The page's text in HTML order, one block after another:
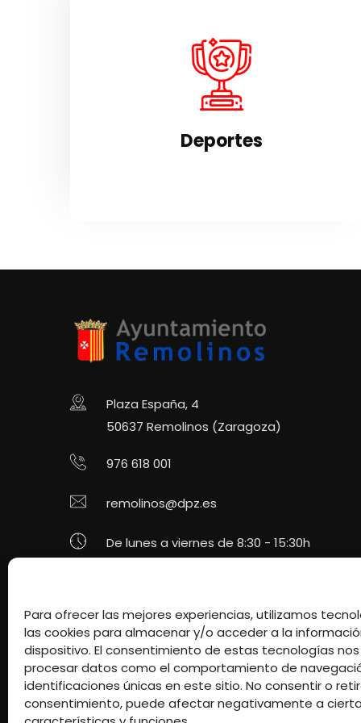
Para ofrecer las mejores experiencias, utilizamos
las cookies para almacenar y/o acceder a la
dispositivo. El consentimiento de estas tecnologías
procesar datos como el comportamiento de
identificaciones únicas en este sitio. No consentir o
consentimiento, puede afectar negativamente a
Deportes
Fomento, mantenimiento y
asesoramiento en la práctica de
actividades y realización de eventos
deportivos en el término municipal.
Plaza España, 4
50637 Remolinos (Zaragoza)
976 618 001
remolinos@dpz.es
De lunes a viernes de 8:30 - 15:30h